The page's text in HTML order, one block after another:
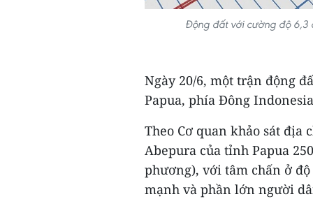
Động đất với cường độ 6,3
Ngày 20/6, một trận động
Papua, phía Đông
Theo Cơ quan khảo sát địa
Abepura của tỉnh Papua
phương), với tâm chấn ở
mạnh và phần lớn người